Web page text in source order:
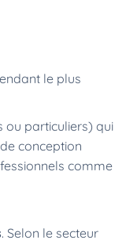
le plus
ou particuliers) qui
conception
comme
. Selon le secteur